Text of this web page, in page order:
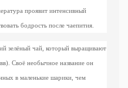
проявит интенсивный
бодрость после чаепития.
зелёный чай, который выращивают
Своё необычное название он
в маленькие шарики, чем